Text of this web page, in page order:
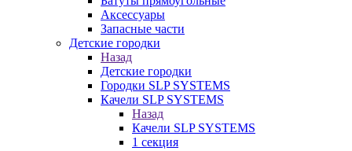
Аксессуары
Запасные части
Детские городки
Назад
Детские городки
Городки SLP SYSTEMS
Качели SLP SYSTEMS
Назад
Качели SLP SYSTEMS
1 секция